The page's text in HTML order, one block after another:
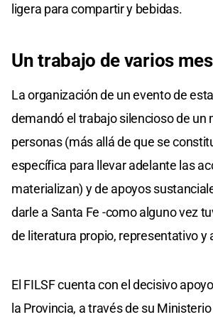
ligera para compartir y bebidas.
Un trabajo de varios
La organización de un evento de
demandó el trabajo silencioso de un
personas (más allá de que se
específica para llevar adelante las
materializan) y de apoyos
darle a Santa Fe -como alguno vez
de literatura propio, representativo y
El FILSF cuenta con el decisivo
la Provincia, a través de su